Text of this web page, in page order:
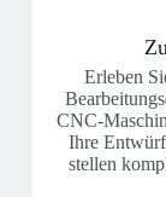
Erleben
CNC-
Ihre
stellen